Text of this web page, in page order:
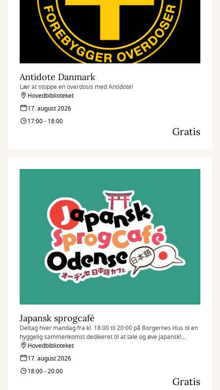
Antidote Danmark
Lær at stoppe en overdosis med Antidote!
Hovedbiblioteket
17. august 2026
17:00 - 18:00
Gratis
Japansk sprogcafé
Deltag hver mandag fra kl. 18:00 til 20:00 på Borgernes Hus til en
hyggelig sammenkomst dedikeret til at tale og øve japansk!
Uanset om du er nybegynder, flydende taler, eller blot nysgerrig
på sproget, er alle velkomne.
Hovedbiblioteket
17. august 2026
18:00 - 20:00
Gratis